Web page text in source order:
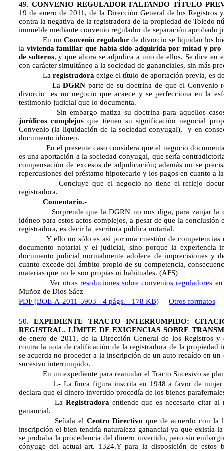
49. CONVENIO REGULADOR FALTANDO TÍTULO
19 de enero de 2011, de la Dirección General de los Registros
contra la negativa de la registradora de la propiedad de Toledo
inmueble mediante convenio regulador de separación aprobado
En un Convenio reguladorde divorcio se liquidan los
la vivienda familiar que había sido adquirida por mitad y pro
de solteros, y que ahora se adjudica a uno de ellos. Se dice en
con carácter simultáneo a la sociedad de gananciales, sin más
La registradora exige el título de aportación previa, es
LaDGRN parte de su doctrina de que el
divorcio es un negocio que acaece y se perfecciona en la
testimonio judicial que lo documenta.
Sin embargo matiza su doctrina para aquellos casos
jurídicos complejos que tienen su significación negocial
Convenio (la liquidación de la sociedad conyugal), y en
documento idóneo.
En el presente caso considera que el negocio
es una aportación a la sociedad conyugal, que sería
compensación de excesos de adjudicación; además no se
repercusiones del préstamo hipotecario y los pagos en cuanto a
Concluye que el negocio no tiene el reflejo
registradora.
Comentario.-
Sorprende que la DGRN no nos diga, para zanjar la
idóneo para estos actos complejos, a pesar de que la conclusión
registradora, es decir la escritura pública notarial.
Y ello no sólo es así por una cuestión de competencias o
documento notarial y el judicial, sino porque la experiencia
documento judicial normalmente adolece de imprecisiones y
cuanto excede del ámbito propio de su competencia,
materias que no le son propias ni habituales. (AFS)
Ver otras resoluciones sobre convenios reguladores
Muñoz de Dios Sáez
PDF (BOE-A-2011-5903 - 4 págs. - 178 KB)
Otros formatos
50.EXPEDIENTE TRACTO INTERRUMPIDO:
REGISTRAL. LÍMITE DE EXIGENCIAS SOBRE
de enero de 2011, de la Dirección General de los Registros
contra la nota de calificación de la registradora de la
se acuerda no proceder a la inscripción de un auto recaído en
sucesivo interrumpido.
En un expediente para reanudar el Tracto Sucesivo se
1.- La finca figura inscrita en 1948 a favor de mujer
declara que el dinero invertido procedía de los bienes
La Registradoraentiende que es necesario citar al
ganancial.
Señala el Centro Directivo que de acuerdo con la
inscripción el bien tendría naturaleza ganancial ya que existía
se probaba la procedencia del dinero invertido, pero sin
cónyuge del actual art. 1324.Y para la disposición de estos